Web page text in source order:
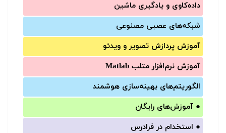
داده‌کاوی و یادگیری ماشین
شبکه‌های عصبی مصنوعی
آموزش‌ پردازش تصویر و ویدئو
آموزش‌ نرم‌افزار متلب Matlab
الگوریتم‌های بهینه‌سازی هوشمند
● آموزش‌های رایگان
● استخدام در فرادرس